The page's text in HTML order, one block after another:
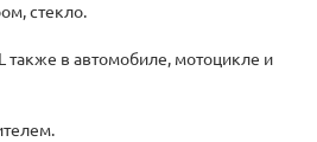
стекло.
также в автомобиле, мотоцикле и